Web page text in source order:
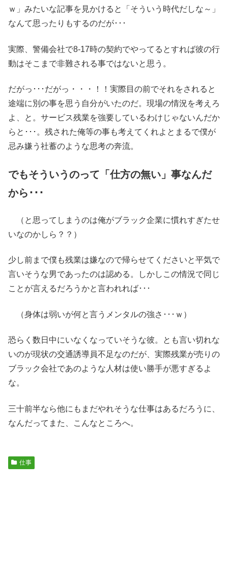
ｗ」みたいな記事を見かけると「そういう時代だしな～」
なんて思ったりもするのだが･･･
実際、警備会社で8-17時の契約でやってるとすれば彼の行
動はそこまで非難される事ではないと思う。
だがっ･･･だがっ・・・！！実際目の前でそれをされると
途端に別の事を思う自分がいたのだ。現場の情況を考えろ
よ、と。サービス残業を強要しているわけじゃないんだか
らと･･･。残された俺等の事も考えてくれよとまるで僕が
忌み嫌う社蓄のような思考の奔流。
でもそういうのって「仕方の無い」事なんだ
から･･･
（と思ってしまうのは俺がブラック企業に慣れすぎたせ
いなのかしら？？）
少し前まで僕も残業は嫌なので帰らせてくださいと平気で
言いそうな男であったのは認める。しかしこの情況で同じ
ことが言えるだろうかと言われれば･･･
（身体は弱いが何と言うメンタルの強さ･･･ｗ）
恐らく数日中にいなくなっていそうな彼。とも言い切れな
いのが現状の交通誘導員不足なのだが、実際残業が売りの
ブラック会社であのような人材は使い勝手が悪すぎるよ
な。
三十前半なら他にもまだやれそうな仕事はあるだろうに、
なんだってまた、こんなところへ。
仕事